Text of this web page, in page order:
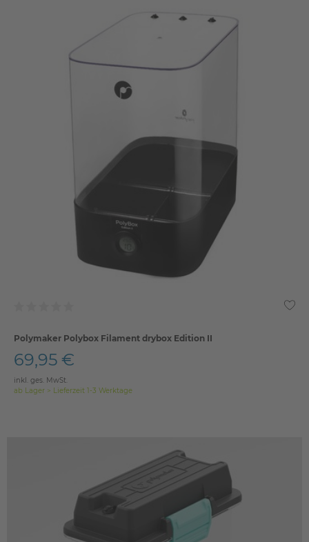
Polymaker Polybox Filament drybox Edition II
69,95 €
inkl. ges. MwSt.
ab Lager > Lieferzeit 1-3 Werktage